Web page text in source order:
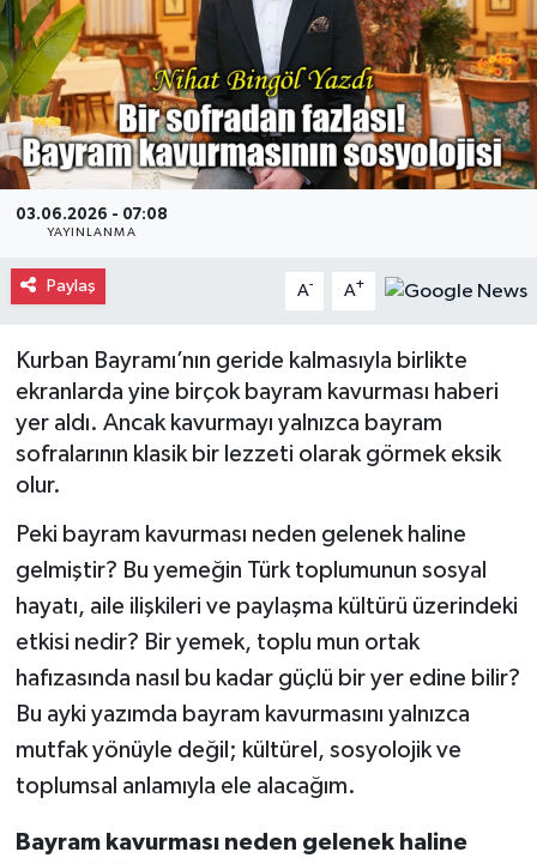
03.06.2026 - 07:08
YAYINLANMA
Paylaş A- A+
Kurban Bayramı’nın geride kalmasıyla birlikte
ekranlarda yine birçok bayram kavurması haberi
yer aldı. Ancak kavurmayı yalnızca bayram
sofralarının klasik bir lezzeti olarak görmek eksik
olur.
Peki bayram kavurması neden gelenek haline
gelmiştir? Bu yemeğin Türk toplumunun sosyal
hayatı, aile ilişkileri ve paylaşma kültürü üzerindeki
etkisi nedir? Bir yemek, toplu mun ortak
hafızasında nasıl bu kadar güçlü bir yer edine bilir?
Bu ayki yazımda bayram kavurmasını yalnızca
mutfak yönüyle değil; kültürel, sosyolojik ve
toplumsal anlamıyla ele alacağım.
Bayram kavurması neden gelenek haline
Gayrimenkul
Spor
Eğitim